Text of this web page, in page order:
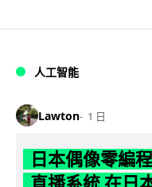
人工智能
Lawton 1 日
日本偶像零編